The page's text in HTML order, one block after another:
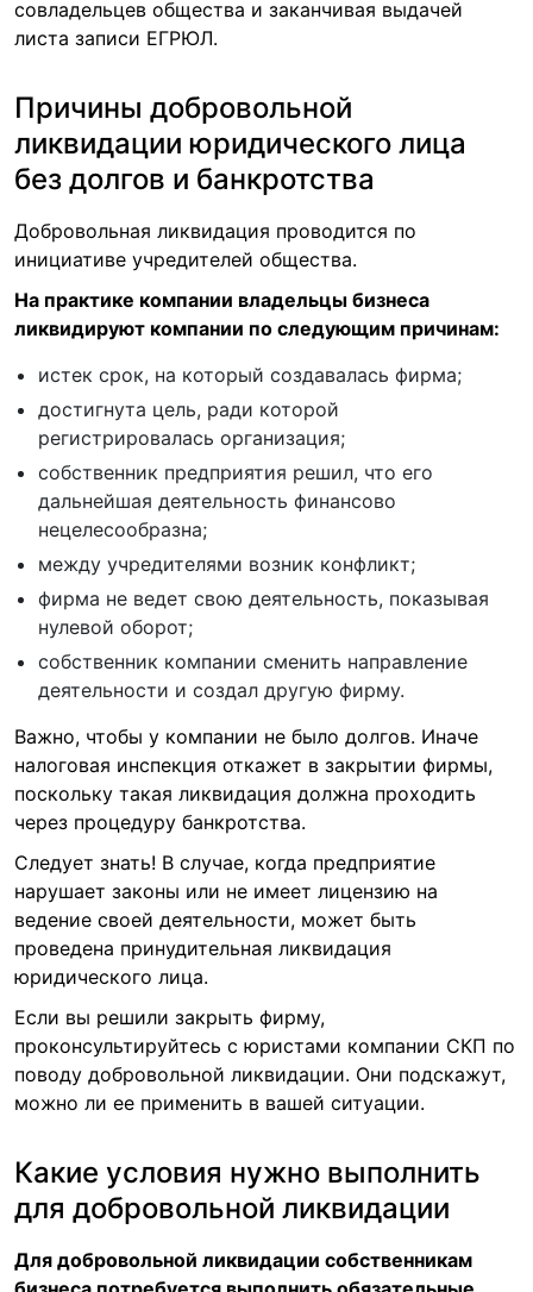
совладельцев общества и заканчивая выдачей
листа записи ЕГРЮЛ.
Причины добровольной
ликвидации юридического лица
без долгов и банкротства
Добровольная ликвидация проводится по
инициативе учредителей общества.
На практике компании владельцы бизнеса
ликвидируют компании по следующим причинам:
истек срок, на который создавалась фирма;
достигнута цель, ради которой
регистрировалась организация;
собственник предприятия решил, что его
дальнейшая деятельность финансово
нецелесообразна;
между учредителями возник конфликт;
фирма не ведет свою деятельность, показывая
нулевой оборот;
собственник компании сменить направление
деятельности и создал другую фирму.
Важно, чтобы у компании не было долгов. Иначе
налоговая инспекция откажет в закрытии фирмы,
поскольку такая ликвидация должна проходить
через процедуру банкротства.
Следует знать! В случае, когда предприятие
нарушает законы или не имеет лицензию на
ведение своей деятельности, может быть
проведена принудительная ликвидация
юридического лица.
Если вы решили закрыть фирму,
проконсультируйтесь с юристами компании СКП по
поводу добровольной ликвидации. Они подскажут,
можно ли ее применить в вашей ситуации.
Какие условия нужно выполнить
для добровольной ликвидации
Для добровольной ликвидации собственникам